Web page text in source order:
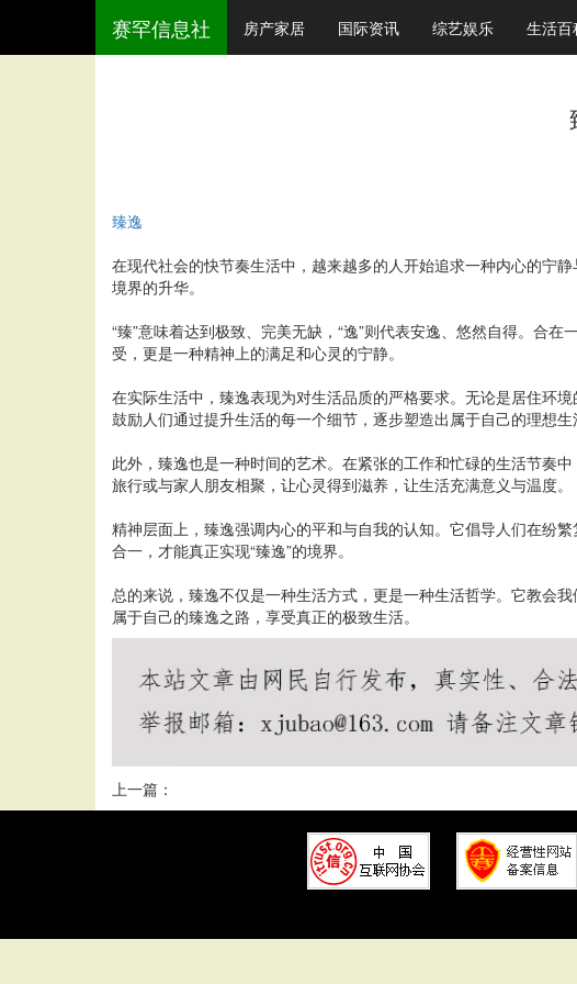
赛罕信息社 房产家居 国际资讯 综艺娱乐 生活百
臻逸
在现代社会的快节奏生活中，越来越多的人开始追求一种内心的宁
境界的升华。
“臻”意味着达到极致、完美无缺，“逸”则代表安逸、悠然自得。合
受，更是一种精神上的满足和心灵的宁静。
在实际生活中，臻逸表现为对生活品质的严格要求。无论是居住环
鼓励人们通过提升生活的每一个细节，逐步塑造出属于自己的理想生
此外，臻逸也是一种时间的艺术。在紧张的工作和忙碌的生活节奏
旅行或与家人朋友相聚，让心灵得到滋养，让生活充满意义与温度。
精神层面上，臻逸强调内心的平和与自我的认知。它倡导人们在纷
合一，才能真正实现“臻逸”的境界。
总的来说，臻逸不仅是一种生活方式，更是一种生活哲学。它教会
属于自己的臻逸之路，享受真正的极致生活。
上一篇：